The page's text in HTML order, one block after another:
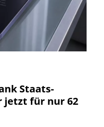
Staats-
jetzt für nur 62